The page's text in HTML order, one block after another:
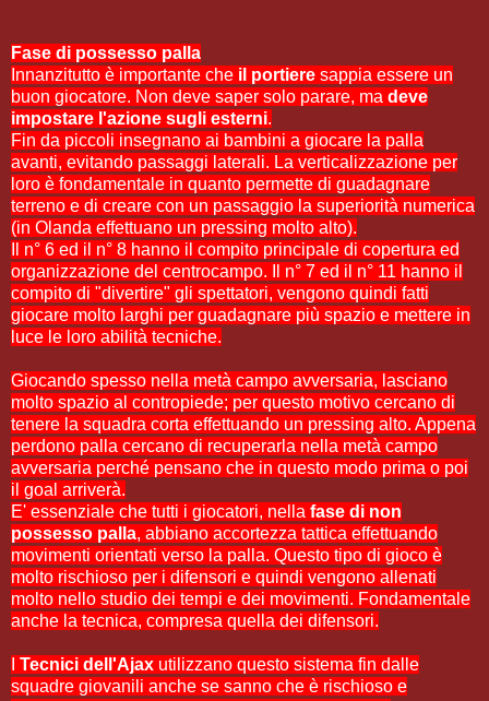
Fase di possesso palla
Innanzitutto è importante che il portiere sappia essere un
buon giocatore. Non deve saper solo parare, ma deve
impostare l'azione sugli esterni.
Fin da piccoli insegnano ai bambini a giocare la palla
avanti, evitando passaggi laterali. La verticalizzazione per
loro è fondamentale in quanto permette di guadagnare
terreno e di creare con un passaggio la superiorità numerica
(in Olanda effettuano un pressing molto alto).
Il n° 6 ed il n° 8 hanno il compito principale di copertura ed
organizzazione del centrocampo. Il n° 7 ed il n° 11 hanno il
compito di "divertire" gli spettatori, vengono quindi fatti
giocare molto larghi per guadagnare più spazio e mettere in
luce le loro abilità tecniche.
Giocando spesso nella metà campo avversaria, lasciano
molto spazio al contropiede; per questo motivo cercano di
tenere la squadra corta effettuando un pressing alto. Appena
perdono palla cercano di recuperarla nella metà campo
avversaria perché pensano che in questo modo prima o poi
il goal arriverà.
E' essenziale che tutti i giocatori, nella fase di non
possesso palla, abbiano accortezza tattica effettuando
movimenti orientati verso la palla. Questo tipo di gioco è
molto rischioso per i difensori e quindi vengono allenati
molto nello studio dei tempi e dei movimenti. Fondamentale
anche la tecnica, compresa quella dei difensori.
Tecnici dell'Ajax utilizzano questo sistema fin dalle
squadre giovanili anche se sanno che è rischioso e